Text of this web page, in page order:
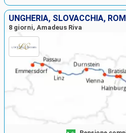
8 giorni, Amadeus Riva